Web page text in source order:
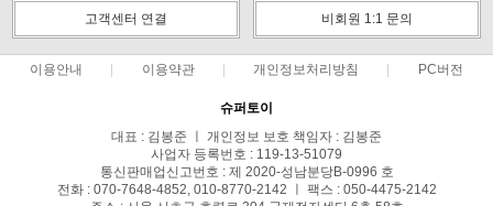
고객센터 연결 비회원 1:1 문의
이용안내 이용약관 개인정보처리방침 PC버전
슈퍼토이
대표 : 김봉준 ㅣ 개인정보 보호 책임자 : 김봉준
사업자 등록번호 : 119-13-51079
통신판매업신고번호 : 제 2020-성남분당B-0996 호
전화 : 070-7648-4852, 010-8770-2142 ㅣ 팩스 : 050-4475-2142